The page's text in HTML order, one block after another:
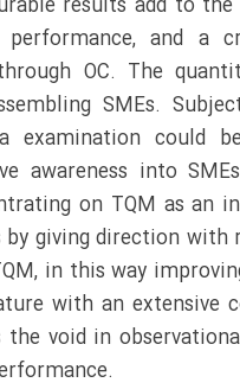
performance, and a
OC. The
SMEs.
examination could
awareness into
on TQM as an
by giving direction
in this way
with an extensive
void in